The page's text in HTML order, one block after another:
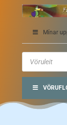
Mínar
Products
search